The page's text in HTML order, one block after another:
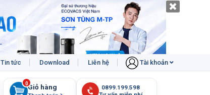
Tin tức Download Liên hệ Tài khoản
Giỏ hàng
0